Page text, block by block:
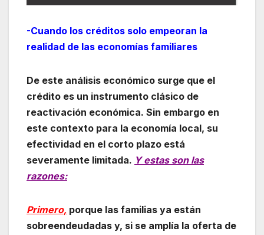
-Cuando los créditos solo empeoran la
realidad de las economías familiares
De este análisis económico surge que el
crédito es un instrumento clásico de
reactivación económica. Sin embargo en
este contexto para la economía local, su
efectividad en el corto plazo está
severamente limitada. Y estas son las
razones:
Primero, porque las familias ya están
sobreendeudadas y, si se amplía la oferta de